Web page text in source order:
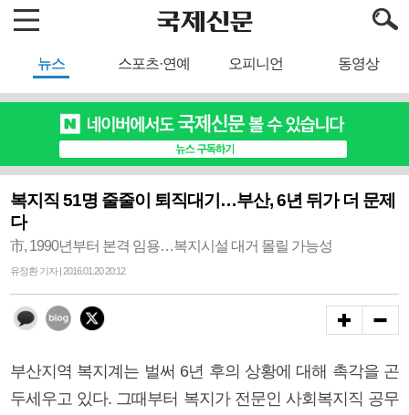
뉴스 스포츠·연예 오피니언 동영상
복지직 51명 줄줄이 퇴직대기…부산, 6년 뒤가 더 문제
다
市, 1990년부터 본격 임용…복지시설 대거 몰릴 가능성
유정환 기자 | 2016.01.20 20:12
부산지역 복지계는 벌써 6년 후의 상황에 대해 촉각을 곤
두세우고 있다. 그때부터 복지가 전문인 사회복지직 공무